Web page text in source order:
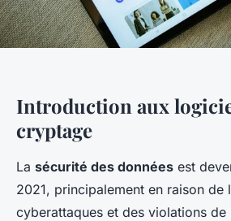
Introduction aux
cryptage
La sécurité des données est
2021, principalement en raison de
cyberattaques et des violations